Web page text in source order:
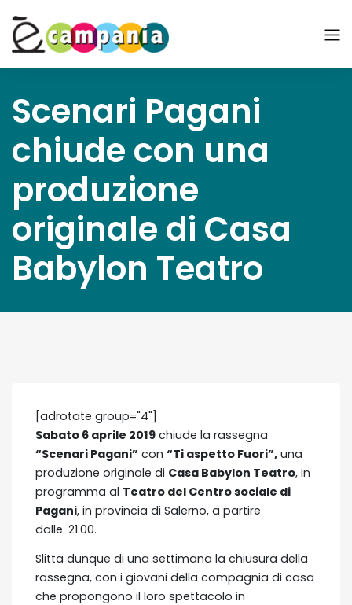
Scenari Pagani
chiude con una
produzione
originale di Casa
Babylon Teatro
[adrotate group="4"]
Sabato 6 aprile 2019 chiude la rassegna
“Scenari Pagani” con “Ti aspetto Fuori”, una
produzione originale di Casa Babylon Teatro, in
programma al Teatro del Centro sociale di
Pagani, in provincia di Salerno, a partire
dalle 21.00.
Slitta dunque di una settimana la chiusura della
rassegna, con i giovani della compagnia di casa
che propongono il loro spettacolo in